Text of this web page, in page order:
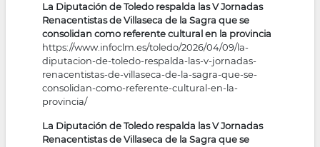
La Diputación de Toledo respalda las V Jornadas
Renacentistas de Villaseca de la Sagra que se
consolidan como referente cultural en la provincia
https://www.infoclm.es/toledo/2026/04/09/la-
diputacion-de-toledo-respalda-las-v-jornadas-
renacentistas-de-villaseca-de-la-sagra-que-se-
consolidan-como-referente-cultural-en-la-
provincia/
La Diputación de Toledo respalda las V Jornadas
Renacentistas de Villaseca de la Sagra que se